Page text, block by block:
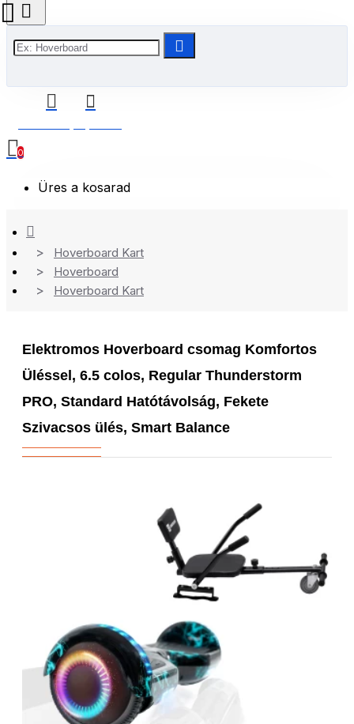
0
Üres a kosarad
Hoverboard Kart
Hoverboard
Hoverboard Kart
Elektromos Hoverboard csomag Komfortos
Üléssel, 6.5 colos, Regular Thunderstorm
PRO, Standard Hatótávolság, Fekete
Szivacsos ülés, Smart Balance